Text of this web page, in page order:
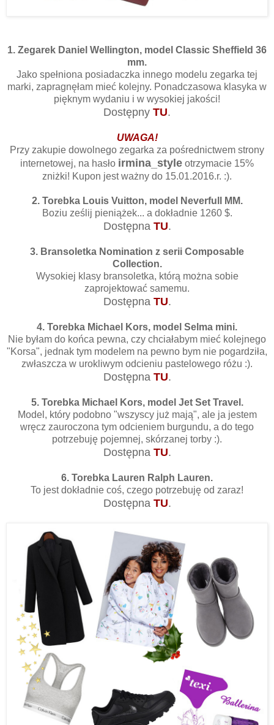
1. Zegarek Daniel Wellington, model Classic Sheffield 36
mm.
Jako spełniona posiadaczka innego modelu zegarka tej
marki, zapragnęłam mieć kolejny. Ponadczasowa klasyka w
pięknym wydaniu i w wysokiej jakości!
Dostępny TU.
UWAGA!
Przy zakupie dowolnego zegarka za pośrednictwem strony
internetowej, na hasło irmina_style otrzymacie 15%
zniżki! Kupon jest ważny do 15.01.2016.r. :).
2. Torebka Louis Vuitton, model Neverfull MM.
Boziu ześlij pieniążek... a dokładnie 1260 $.
Dostępna TU.
3. Bransoletka Nomination z serii Composable
Collection.
Wysokiej klasy bransoletka, którą można sobie
zaprojektować samemu.
Dostępna TU.
4. Torebka Michael Kors, model Selma mini.
Nie byłam do końca pewna, czy chciałabym mieć kolejnego
"Korsa", jednak tym modelem na pewno bym nie pogardziła,
zwłaszcza w urokliwym odcieniu pastelowego różu :).
Dostępna TU.
5. Torebka Michael Kors, model Jet Set Travel.
Model, który podobno "wszyscy już mają", ale ja jestem
wręcz zauroczona tym odcieniem burgundu, a do tego
potrzebuję pojemnej, skórzanej torby :).
Dostępna TU.
6. Torebka Lauren Ralph Lauren.
To jest dokładnie coś, czego potrzebuję od zaraz!
Dostępna TU.